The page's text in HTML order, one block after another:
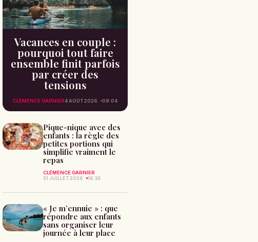
Vacances en couple :
pourquoi tout faire
ensemble finit parfois
par créer des
tensions
CLÉMENCE GARNIER4 AOÛT 2026 09:04
Pique-nique avec des
enfants : la règle des
petites portions qui
simplifie vraiment le
repas
CLÉMENCE GARNIER
31 JUILLET 2026
16:35
« Je m’ennuie » : que
répondre aux enfants
sans organiser leur
journée à leur place